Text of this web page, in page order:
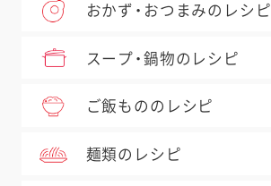
おかず・おつまみのレシピ
スープ・鍋物のレシピ
ご飯もののレシピ
麺類のレシピ